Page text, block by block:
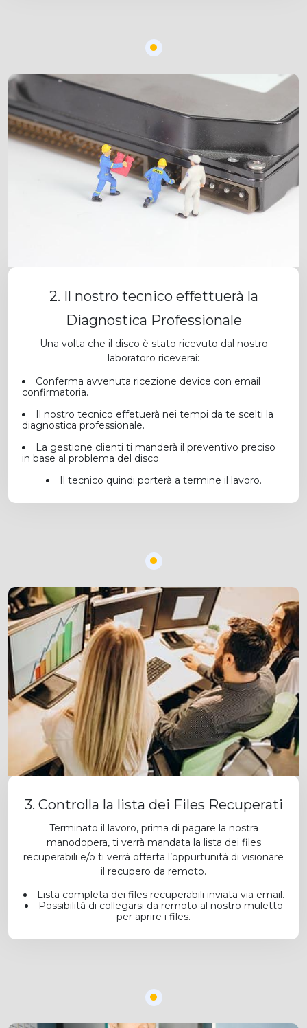
2. Il nostro tecnico effettuerà la
Diagnostica Professionale
Una volta che il disco è stato ricevuto dal nostro
laboratoro riceverai:
Conferma avvenuta ricezione device con email
confirmatoria.
Il nostro tecnico effetuerà nei tempi da te scelti la
diagnostica professionale.
La gestione clienti ti manderà il preventivo preciso
in base al problema del disco.
Il tecnico quindi porterà a termine il lavoro.
3. Controlla la lista dei Files Recuperati
Terminato il lavoro, prima di pagare la nostra
manodopera, ti verrà mandata la lista dei files
recuperabili e/o ti verrà offerta l’oppurtunità di visionare
il recupero da remoto.
Lista completa dei files recuperabili inviata via email.
Possibilità di collegarsi da remoto al nostro muletto
per aprire i files.